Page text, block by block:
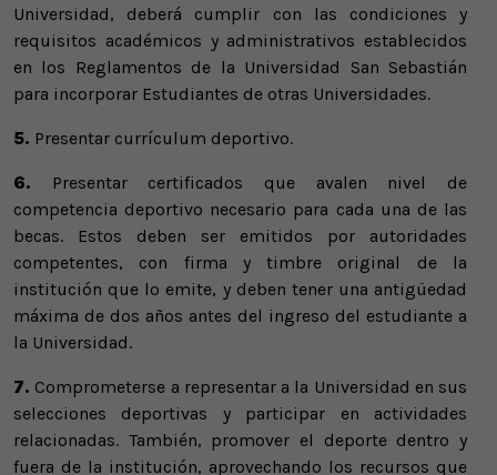
Universidad, deberá cumplir con las condiciones y
requisitos académicos y administrativos establecidos
en los Reglamentos de la Universidad San Sebastián
para incorporar Estudiantes de otras Universidades.
5. Presentar currículum deportivo.
6. Presentar certificados que avalen nivel de
competencia deportivo necesario para cada una de las
becas. Estos deben ser emitidos por autoridades
competentes, con firma y timbre original de la
institución que lo emite, y deben tener una antigüedad
máxima de dos años antes del ingreso del estudiante a
la Universidad.
7. Comprometerse a representar a la Universidad en sus
selecciones deportivas y participar en actividades
relacionadas. También, promover el deporte dentro y
fuera de la institución, aprovechando los recursos que